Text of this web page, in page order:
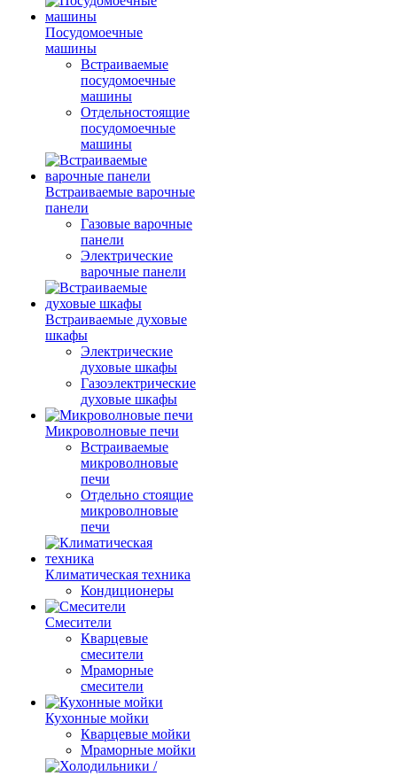
Посудомоечные
машины
Встраиваемые
посудомоечные
машины
Отдельностоящие
посудомоечные
машины
Встраиваемые варочные
панели
Газовые варочные
панели
Электрические
варочные панели
Встраиваемые духовые
шкафы
Электрические
духовые шкафы
Газоэлектрические
духовые шкафы
Микроволновые печи
Встраиваемые
микроволновые
печи
Отдельно стоящие
микроволновые
печи
Климатическая техника
Кондиционеры
Смесители
Кварцевые
смесители
Мраморные
смесители
Кухонные мойки
Кварцевые мойки
Мраморные мойки